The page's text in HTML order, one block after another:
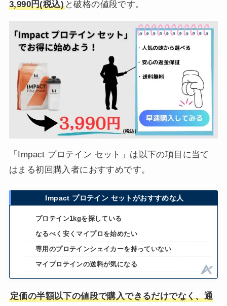
3,990円(税込)と破格の値段です。
「Impact プロテイン セット」は以下の項目に当て
はまる初回購入者におすすめです。
Impact プロテイン セットがおすすめな人
プロテイン1kgを探している
なるべく安くマイプロを始めたい
専用のプロテインシェイカーを持っていない
マイプロテインの送料が気になる
定価の半額以下の値段で購入できるだけでなく、通